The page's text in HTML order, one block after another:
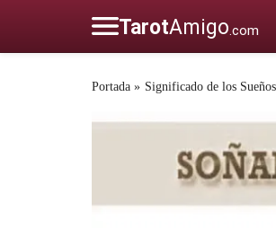
Portada » Significado de los Sueños